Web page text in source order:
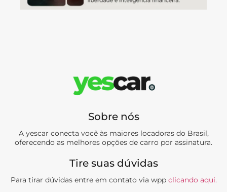
Sobre nós
A yescar conecta você às maiores locadoras do Brasil,
oferecendo as melhores opções de carro por assinatura.
Tire suas dúvidas
Para tirar dúvidas entre em contato via wpp clicando aqui.